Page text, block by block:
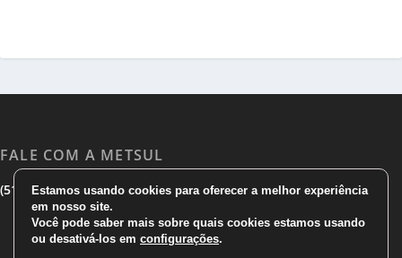
FALE COM A METSUL
(51) 3533 1983|(51)3785 7752| comercial@metsul.com
Estamos usando cookies para oferecer a melhor experiência
em nosso site.
Você pode saber mais sobre quais cookies estamos usando
ou desativá-los em configurações.